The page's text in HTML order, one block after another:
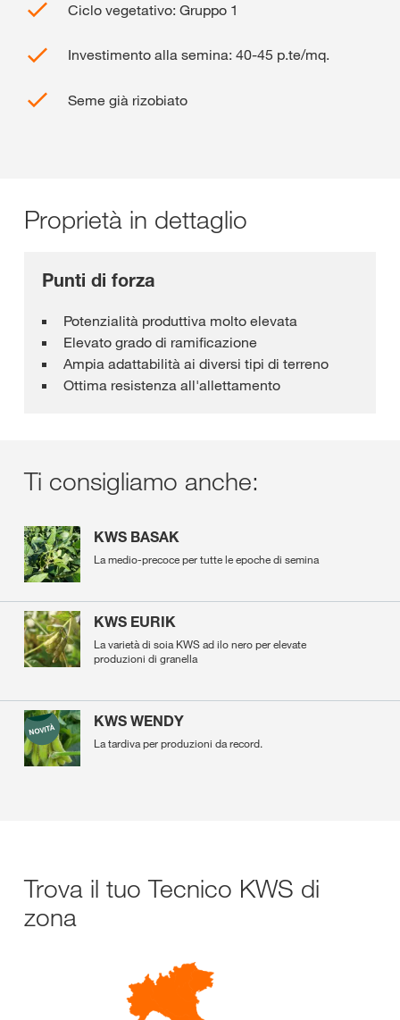
Ciclo vegetativo: Gruppo 1
Investimento alla semina: 40-45 p.te/mq.
Seme già rizobiato
Proprietà in dettaglio
Punti di forza
Potenzialità produttiva molto elevata
Elevato grado di ramificazione
Ampia adattabilità ai diversi tipi di terreno
Ottima resistenza all'allettamento
Ti consigliamo anche:
KWS BASAK
La medio-precoce per tutte le epoche di semina
KWS EURIK
La varietà di soia KWS ad ilo nero per elevate
produzioni di granella
KWS WENDY
La tardiva per produzioni da record.
Trova il tuo Tecnico KWS di
zona